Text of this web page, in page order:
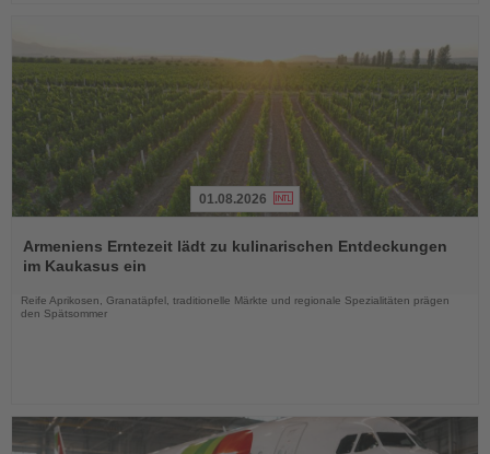
Sie
die
01.08.2026
Armeniens Erntezeit lädt zu kulinarischen Entdeckungen
im Kaukasus ein
Reife Aprikosen, Granatäpfel, traditionelle Märkte und regionale Spezialitäten prägen
den Spätsommer